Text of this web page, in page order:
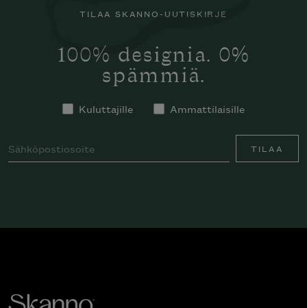
TILAA SKANNO-UUTISKIRJE
100% designia. 0%
spämmiä.
Kuluttajille Ammattilaisille
TILAA